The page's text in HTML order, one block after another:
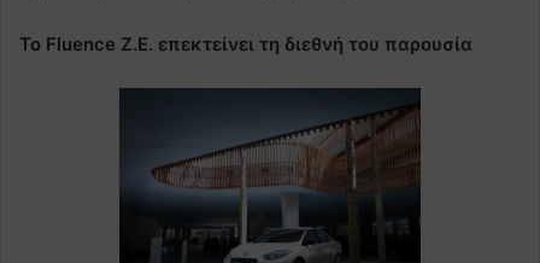
Το Fluence Z.E. επεκτείνει τη διεθνή του παρουσία